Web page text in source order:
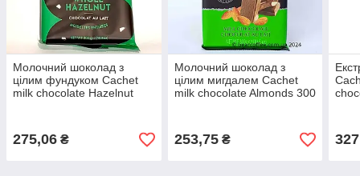
Молочний шоколад з
цілим фундуком Cachet
milk chocolate Hazelnut
275,06 ₴
Молочний шоколад з
цілим мигдалем Cachet
milk chocolate Almonds 300
253,75₴